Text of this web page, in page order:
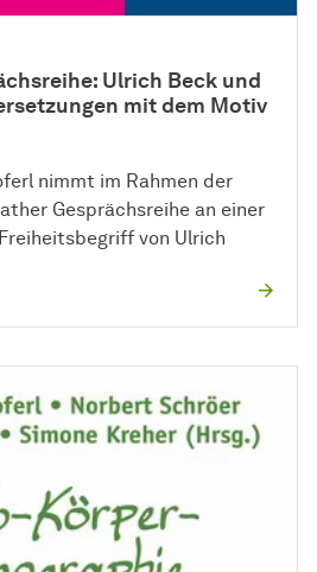
Ulrich Beck und
mit dem Motiv
nimmt im Rahmen der
Gesprächsreihe an einer
von Ulrich